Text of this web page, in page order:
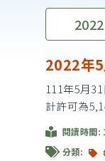
2022
2022年
111年5月
計許可為
閱讀時間:
分類: